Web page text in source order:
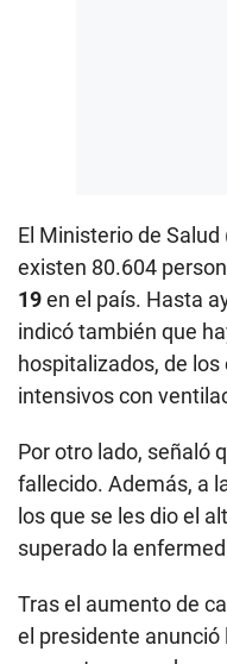
El Ministerio de
existen 80.604
19en el país. Hasta
indicó también que
hospitalizados, de
intensivos con
Por otro lado, señaló
fallecido. Además, a
los que se les dio el
superado la
Tras el aumento de
el presidente anunció